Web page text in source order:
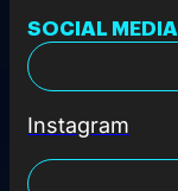
SOCIAL MEDIA
Instagram